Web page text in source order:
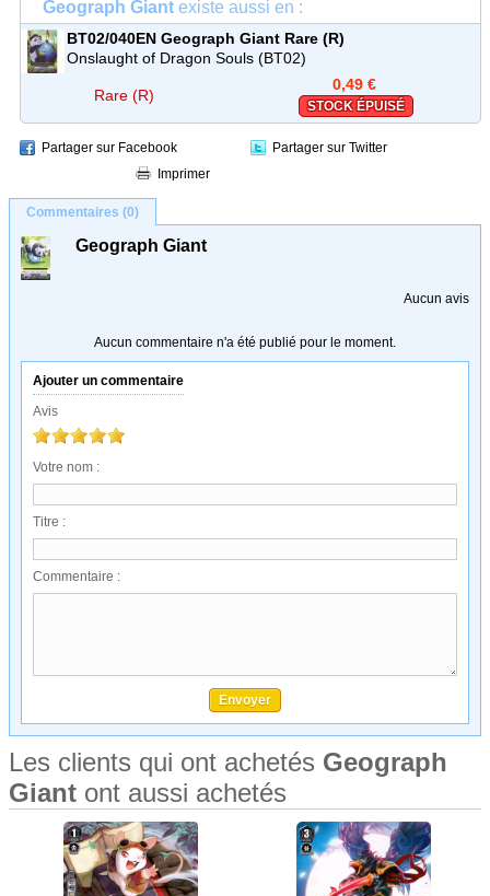
Geograph Giant existe aussi en :
BT02/040EN Geograph Giant Rare (R)
Onslaught of Dragon Souls (BT02)
Rare (R)
0,49 €
STOCK ÉPUISÉ
Partager sur Facebook
Partager sur Twitter
Imprimer
Commentaires (0)
Geograph Giant
Aucun avis
Aucun commentaire n'a été publié pour le moment.
Ajouter un commentaire
Avis
Votre nom :
Titre :
Commentaire :
Les clients qui ont achetés Geograph
Giant ont aussi achetés